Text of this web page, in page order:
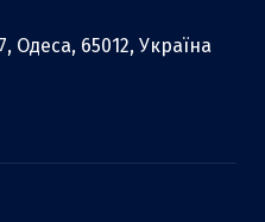
Одеса, 65012, Україна